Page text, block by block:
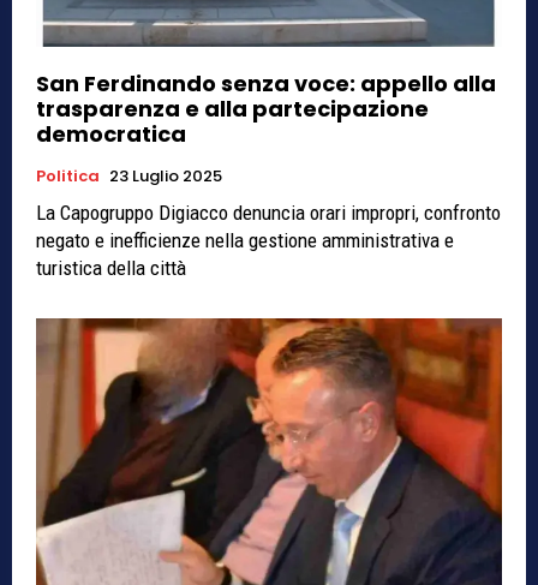
San Ferdinando senza voce: appello alla
trasparenza e alla partecipazione
democratica
Politica 23 Luglio 2025
La Capogruppo Digiacco denuncia orari impropri, confronto
negato e inefficienze nella gestione amministrativa e
turistica della città